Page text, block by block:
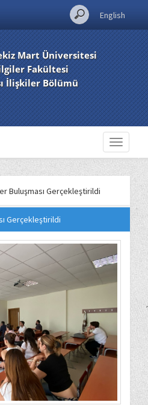
English
Mart Üniversitesi
Fakültesi
İlişkiler Bölümü
Toggle
Buluşması Gerçekleştirildi
Gerçekleştirildi